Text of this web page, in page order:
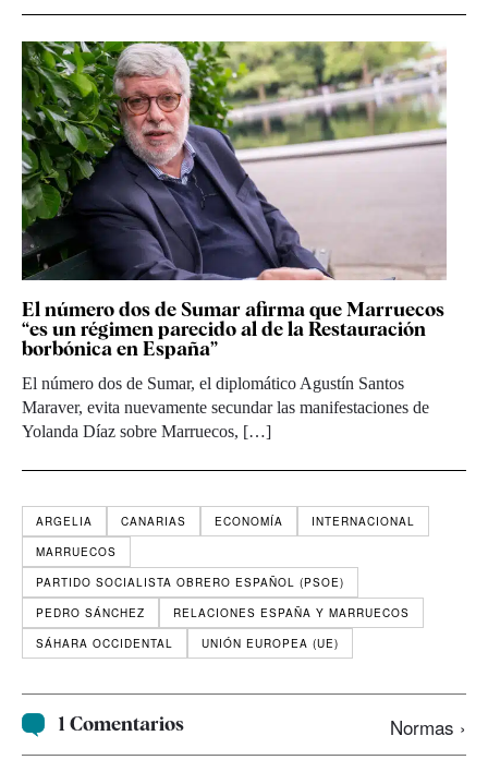
El número dos de Sumar afirma que Marruecos
“es un régimen parecido al de la Restauración
borbónica en España”
El número dos de Sumar, el diplomático Agustín Santos
Maraver, evita nuevamente secundar las manifestaciones de
Yolanda Díaz sobre Marruecos, […]
ARGELIA CANARIAS ECONOMÍA
INTERNACIONAL
MARRUECOS
PARTIDO SOCIALISTA OBRERO ESPAÑOL (PSOE)
PEDRO SÁNCHEZ
RELACIONES ESPAÑA Y MARRUECOS
SÁHARA OCCIDENTAL
UNIÓN EUROPEA (UE)
1 Comentarios Normas ›